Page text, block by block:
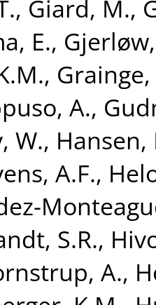
, Giard, M.,
E.,
, Grainge,
A.,
W., Hansen,
A.F.,
S.R.,
A.,